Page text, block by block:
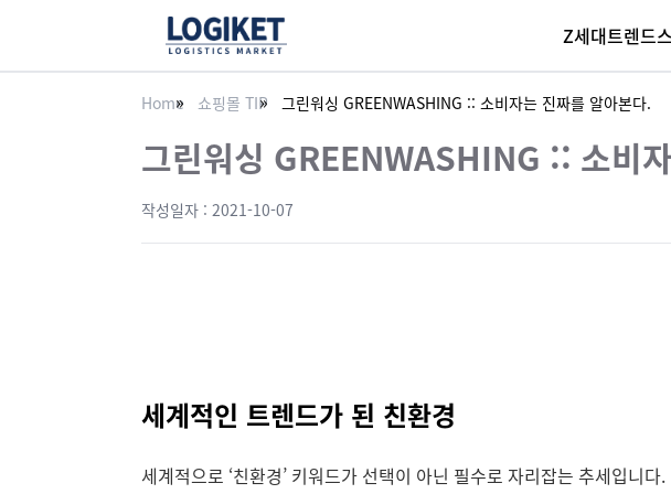
Z세대트렌드
Home 쇼핑몰 TIP 그린워싱 GREENWASHING :: 소비자는 진짜를 알아본다.
그린워싱 GREENWASHING :: 소비
작성일자 : 2021-10-07
세계적인 트렌드가 된 친환경
세계적으로 ‘친환경’ 키워드가 선택이 아닌 필수로 자리잡는 추세입니다.